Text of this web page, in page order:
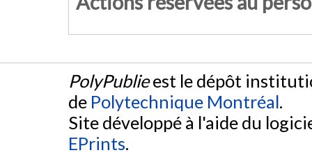
PolyPublieest le dépôt
de Polytechnique Montréal.
Site développé à l'aide du
EPrints.